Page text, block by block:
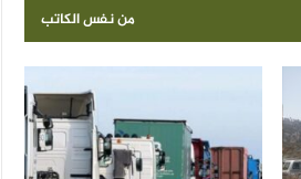
من نفس الكاتب